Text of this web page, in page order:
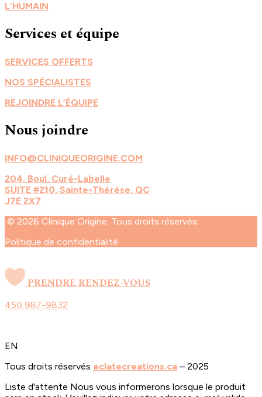
L’HUMAIN
Services et équipe
SERVICES OFFERTS
NOS SPÉCIALISTES
REJOINDRE L’ÉQUIPE
Nous joindre
INFO@CLINIQUEORIGINE.COM
204, Boul. Curé-Labelle
SUITE #210, Sainte-Thérèse, QC
J7E 2X7
© 2026 Clinique Origine. Tous droits réservés.
Politique de confidentialité
PRENDRE RENDEZ-VOUS
450 987-9832
EN
Tous droits réservés eclatecreations.ca – 2025
Liste d'attente Nous vous informerons lorsque le produit